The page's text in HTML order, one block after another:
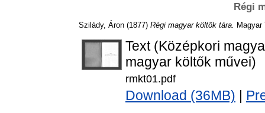
Régi
Szilády, Áron (1877) Régi magyar költők tára. Magyar
Text (Középkori
magyar költők művei)
rmkt01.pdf
Download (36MB)